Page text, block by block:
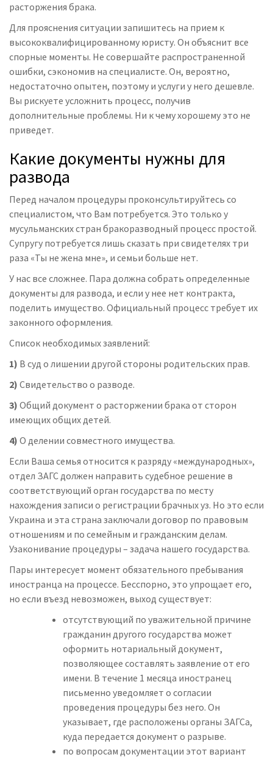
расторжения брака.
Для прояснения ситуации запишитесь на прием к
высококвалифицированному юристу. Он объяснит все
спорные моменты. Не совершайте распространенной
ошибки, сэкономив на специалисте. Он, вероятно,
недостаточно опытен, поэтому и услуги у него дешевле.
Вы рискуете усложнить процесс, получив
дополнительные проблемы. Ни к чему хорошему это не
приведет.
Какие документы нужны для
развода
Перед началом процедуры проконсультируйтесь со
специалистом, что Вам потребуется. Это только у
мусульманских стран бракоразводный процесс простой.
Супругу потребуется лишь сказать при свидетелях три
раза «Ты не жена мне», и семьи больше нет.
У нас все сложнее. Пара должна собрать определенные
документы для развода, и если у нее нет контракта,
поделить имущество. Официальный процесс требует их
законного оформления.
Список необходимых заявлений:
1) В суд о лишении другой стороны родительских прав.
2) Свидетельство о разводе.
3) Общий документ о расторжении брака от сторон
имеющих общих детей.
4) О делении совместного имущества.
Если Ваша семья относится к разряду «международных»,
отдел ЗАГС должен направить судебное решение в
соответствующий орган государства по месту
нахождения записи о регистрации брачных уз. Но это если
Украина и эта страна заключали договор по правовым
отношениям и по семейным и гражданским делам.
Узаконивание процедуры – задача нашего государства.
Пары интересует момент обязательного пребывания
иностранца на процессе. Бесспорно, это упрощает его,
но если въезд невозможен, выход существует:
отсутствующий по уважительной причине
гражданин другого государства может
оформить нотариальный документ,
позволяющее составлять заявление от его
имени. В течение 1 месяца иностранец
письменно уведомляет о согласии
проведения процедуры без него. Он
указывает, где расположены органы ЗАГСа,
куда передается документ о разрыве.
по вопросам документации этот вариант